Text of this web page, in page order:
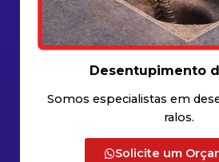
Desentupimento
Somos especialistas em
ralos.
Solicite um